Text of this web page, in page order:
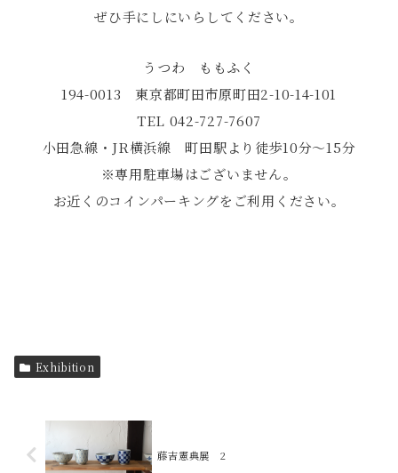
ぜひ手にしにいらしてください。
うつわ ももふく
194-0013 東京都町田市原町田2-10-14-101
TEL 042-727-7607
小田急線・JR横浜線 町田駅より徒歩10分〜15分
※専用駐車場はございません。
お近くのコインパーキングをご利用ください。
Exhibition
藤吉憲典展 2